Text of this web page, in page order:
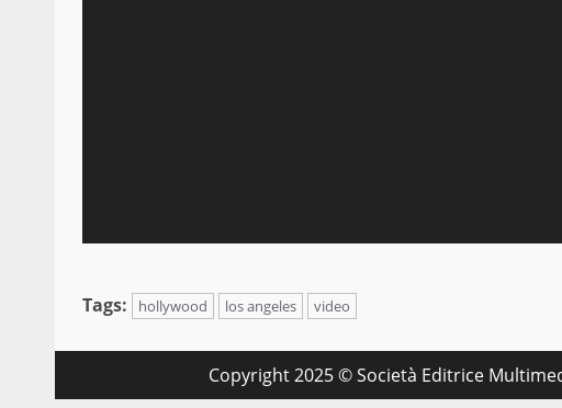
Tags: hollywood los angeles video
Copyright 2025 © Società Editrice